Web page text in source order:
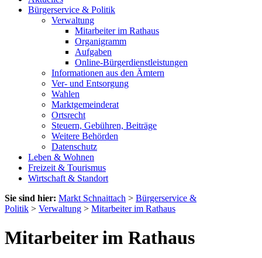
Bürgerservice & Politik
Verwaltung
Mitarbeiter im Rathaus
Organigramm
Aufgaben
Online-Bürgerdienstleistungen
Informationen aus den Ämtern
Ver- und Entsorgung
Wahlen
Marktgemeinderat
Ortsrecht
Steuern, Gebühren, Beiträge
Weitere Behörden
Datenschutz
Leben & Wohnen
Freizeit & Tourismus
Wirtschaft & Standort
Sie sind hier: Markt Schnaittach > Bürgerservice &
Politik > Verwaltung > Mitarbeiter im Rathaus
Mitarbeiter im Rathaus